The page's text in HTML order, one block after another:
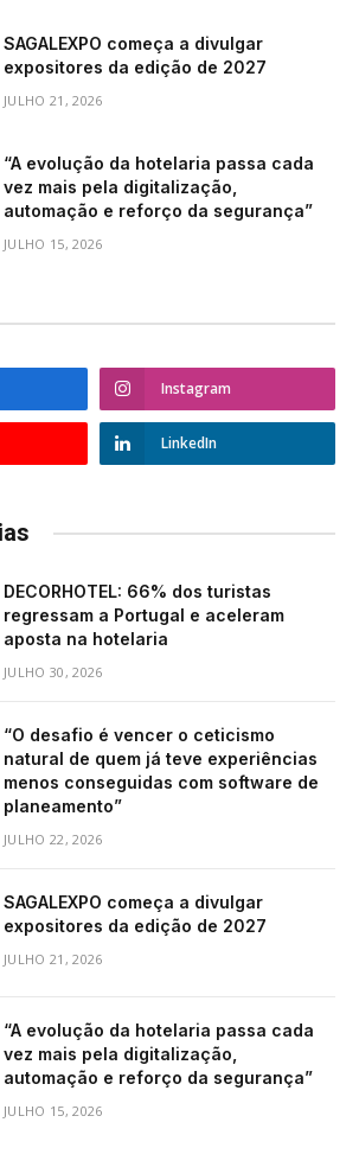
SAGALEXPO começa a divulgar
expositores da edição de 2027
JULHO 21, 2026
“A evolução da hotelaria passa cada
vez mais pela digitalização,
automação e reforço da segurança”
JULHO 15, 2026
Instagram
LinkedIn
DECORHOTEL: 66% dos turistas
regressam a Portugal e aceleram
aposta na hotelaria
JULHO 30, 2026
“O desafio é vencer o ceticismo
natural de quem já teve experiências
menos conseguidas com software de
planeamento”
JULHO 22, 2026
SAGALEXPO começa a divulgar
expositores da edição de 2027
JULHO 21, 2026
“A evolução da hotelaria passa cada
vez mais pela digitalização,
automação e reforço da segurança”
JULHO 15, 2026